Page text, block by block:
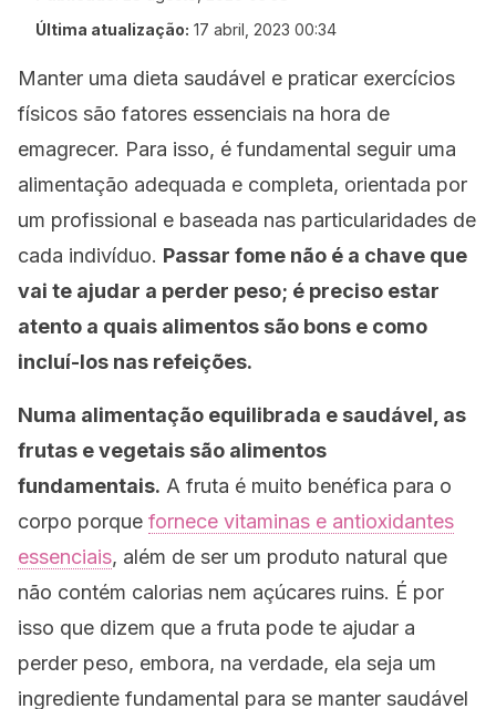
Última atualização: 17 abril, 2023 00:34
Manter uma dieta saudável e praticar exercícios
físicos são fatores essenciais na hora de
emagrecer. Para isso, é fundamental seguir uma
alimentação adequada e completa, orientada por
um profissional e baseada nas particularidades de
cada indivíduo. Passar fome não é a chave que
vai te ajudar a perder peso; é preciso estar
atento a quais alimentos são bons e como
incluí-los nas refeições.
Numa alimentação equilibrada e saudável, as
frutas e vegetais são alimentos
fundamentais. A fruta é muito benéfica para o
corpo porque fornece vitaminas e antioxidantes
essenciais, além de ser um produto natural que
não contém calorias nem açúcares ruins. É por
isso que dizem que a fruta pode te ajudar a
perder peso, embora, na verdade, ela seja um
ingrediente fundamental para se manter saudável